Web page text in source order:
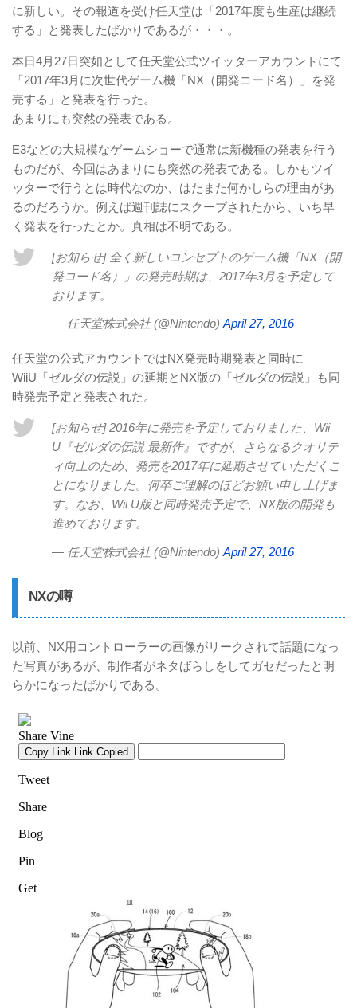
に新しい。その報道を受け任天堂は「2017年度も生産は継続
する」と発表したばかりであるが・・・。
本日4月27日突如として任天堂公式ツイッターアカウントにて
「2017年3月に次世代ゲーム機「NX（開発コード名）」を発
売する」と発表を行った。
あまりにも突然の発表である。
E3などの大規模なゲームショーで通常は新機種の発表を行う
ものだが、今回はあまりにも突然の発表である。しかもツイ
ッターで行うとは時代なのか、はたまた何かしらの理由があ
るのだろうか。例えば週刊誌にスクープされたから、いち早
く発表を行ったとか。真相は不明である。
[お知らせ] 全く新しいコンセプトのゲーム機「NX（開
発コード名）」の発売時期は、2017年3月を予定して
おります。
— 任天堂株式会社 (@Nintendo) April 27, 2016
任天堂の公式アカウントではNX発売時期発表と同時に
WiiU「ゼルダの伝説」の延期とNX版の「ゼルダの伝説」も同
時発売予定と発表された。
[お知らせ] 2016年に発売を予定しておりました、Wii
U『ゼルダの伝説 最新作』ですが、さらなるクオリテ
ィ向上のため、発売を2017年に延期させていただくこ
とになりました。何卒ご理解のほどお願い申し上げま
す。なお、Wii U版と同時発売予定で、NX版の開発も
進めております。
— 任天堂株式会社 (@Nintendo) April 27, 2016
NXの噂
以前、NX用コントローラーの画像がリークされて話題になっ
た写真があるが、制作者がネタばらしをしてガセだったと明
らかになったばかりである。